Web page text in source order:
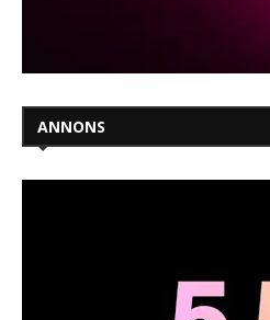
ANNONS